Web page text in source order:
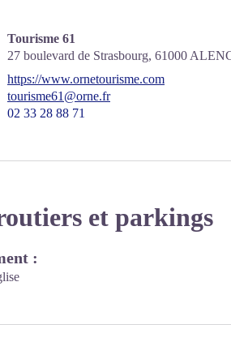
Tourisme 61
27 boulevard de Strasbourg, 61000
https://www.ornetourisme.com
tourisme61@orne.fr
02 33 28 88 71
et parkings
: